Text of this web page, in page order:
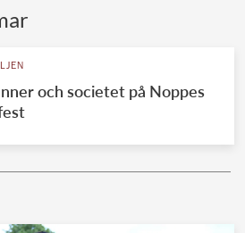
KUNGAHUS
kungahuset
och societet på Noppes